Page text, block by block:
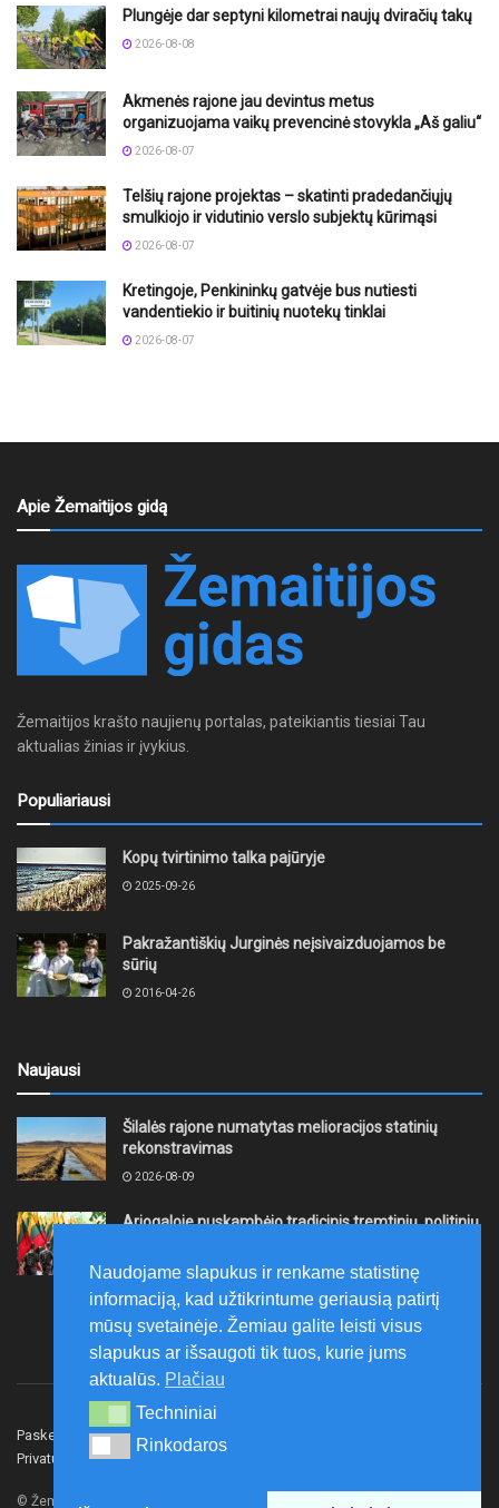
Plungėje dar septyni kilometrai naujų dviračių takų
2026-08-08
Akmenės rajone jau devintus metus
organizuojama vaikų prevencinė stovykla „Aš galiu“
2026-08-07
Telšių rajone projektas – skatinti pradedančiųjų
smulkiojo ir vidutinio verslo subjektų kūrimąsi
2026-08-07
Kretingoje, Penkininkų gatvėje bus nutiesti
vandentiekio ir buitinių nuotekų tinklai
2026-08-07
Apie Žemaitijos gidą
Žemaitijos krašto naujienų portalas, pateikiantis tiesiai Tau
aktualias žinias ir įvykius.
Populiariausi
Kopų tvirtinimo talka pajūryje
2025-09-26
Pakražantiškių Jurginės neįsivaizduojamos be
sūrių
2016-04-26
Naujausi
Šilalės rajone numatytas melioracijos statinių
rekonstravimas
2026-08-09
Ariogaloje nuskambėjo tradicinis tremtinių, politinių
širdy“
2026-08-08
Paskelbk naujieną Rašyti redakcijai
Privatumo politika
© Žemaitijos gidas.
Naudojame slapukus ir renkame statistinę
informaciją, kad užtikrintume geriausią patirtį
mūsų svetainėje. Žemiau galite leisti visus
slapukus ar išsaugoti tik tuos, kurie jums
aktualūs. Plačiau
Techniniai
Techniniai
Rinkodaros
Rinkodaros